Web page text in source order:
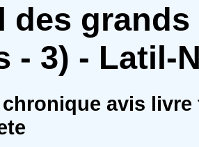
des
- 3) - Latil-
avis